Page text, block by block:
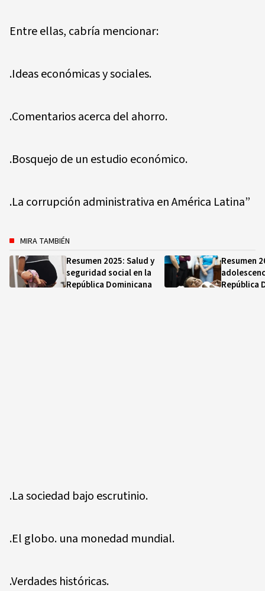
Entre ellas, cabría mencionar:
.Ideas económicas y sociales.
.Comentarios acerca del ahorro.
.Bosquejo de un estudio económico.
.La corrupción administrativa en América Latina”
MIRA TAMBIÉN
Resumen 2025: Salud y
seguridad social en la
República Dominicana
Resumen
República
.La sociedad bajo escrutinio.
.El globo. una monedad mundial.
.Verdades históricas.